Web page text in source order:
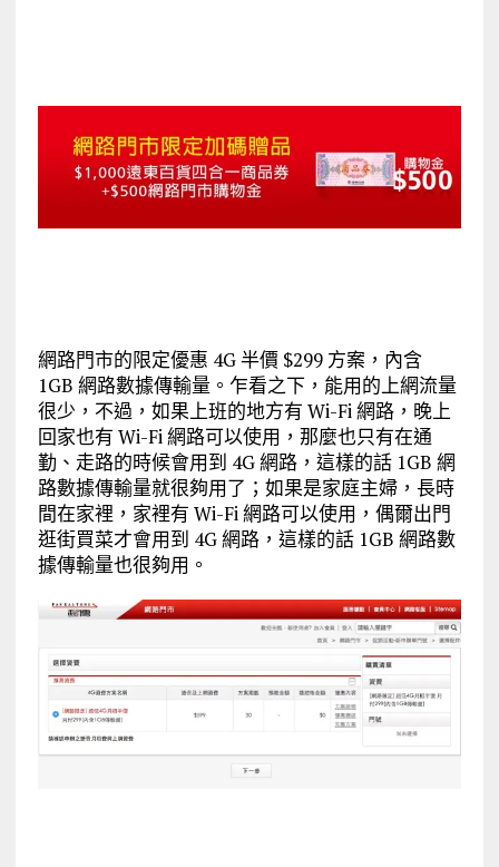
網路門市的限定優惠 4G 半價 $299 方案，內含
1GB 網路數據傳輸量。乍看之下，能用的上網流量
很少，不過，如果上班的地方有 Wi-Fi 網路，晚上
回家也有 Wi-Fi 網路可以使用，那麼也只有在通
勤、走路的時候會用到 4G 網路，這樣的話 1GB 網
路數據傳輸量就很夠用了；如果是家庭主婦，長時
間在家裡，家裡有 Wi-Fi 網路可以使用，偶爾出門
逛街買菜才會用到 4G 網路，這樣的話 1GB 網路數
據傳輸量也很夠用。